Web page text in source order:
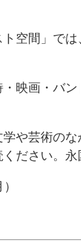
空間」で
映画・バ
や芸術の
ださい。永